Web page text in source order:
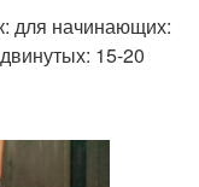
для начинающих:
15-20